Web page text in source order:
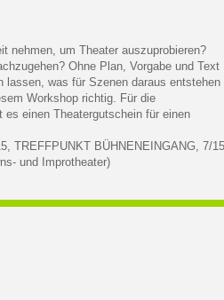
nehmen, um Theater auszuprobieren?
Ohne Plan, Vorgabe und Text
lassen, was für Szenen daraus entstehen
Workshop richtig. Für die
es einen Theatergutschein für einen
TREFFPUNKT BÜHNENEINGANG, 7/
und Improtheater)